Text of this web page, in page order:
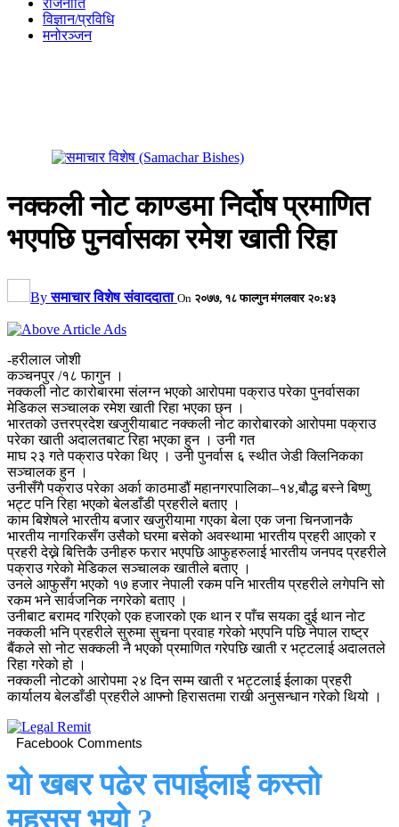
राजनीति
विज्ञान/प्रविधि
मनोरञ्जन
नक्कली नोट काण्डमा निर्दोष प्रमाणित
भएपछि पुनर्वासका रमेश खाती रिहा
Byसमाचार विशेष संवाददाता On २०७७, १८ फाल्गुन मंगलवार २०:४३
-हरीलाल जोशी
कञ्चनपुर /१८ फागुन ।
नक्कली नोट कारोबारमा संलग्न भएको आरोपमा पक्राउ परेका पुनर्वासका
मेडिकल सञ्चालक रमेश खाती रिहा भएका छ्न ।
भारतको उत्तरप्रदेश खजुरीयाबाट नक्कली नोट कारोबारको आरोपमा पक्राउ
परेका खाती अदालतबाट रिहा भएका हुन । उनी गत
माघ २३ गते पक्राउ परेका थिए । उनी पुनर्वास ६ स्थीत जेडी क्लिनिकका
सञ्चालक हुन ।
उनीसँगै पक्राउ परेका अर्का काठमाडौं महानगरपालिका–१४,बौद्ध बस्ने बिष्णु
भट्ट पनि रिहा भएको बेलडाँडी प्रहरीले बताए ।
काम बिशेषले भारतीय बजार खजुरीयामा गएका बेला एक जना चिनजानकै
भारतीय नागरिकसँग उसैको घरमा बसेको अवस्थामा भारतीय प्रहरी आएको र
प्रहरी देख्ने बित्तिकै उनीहरु फरार भएपछि आफुहरुलाई भारतीय जनपद प्रहरीले
पक्राउ गरेको मेडिकल सञ्चालक खातीले बताए ।
उनले आफुसँग भएको १७ हजार नेपाली रकम पनि भारतीय प्रहरीले लगेपनि सो
रकम भने सार्वजनिक नगरेको बताए ।
उनीबाट बरामद गरिएको एक हजारको एक थान र पाँच सयका दुई थान नोट
नक्कली भनि प्रहरीले सुरुमा सुचना प्रवाह गरेको भएपनि पछि नेपाल राष्ट्र
बैंकले सो नोट सक्कली नै भएको प्रमाणित गरेपछि खाती र भट्टलाई अदालतले
रिहा गरेको हो ।
नक्कली नोटको आरोपमा २४ दिन सम्म खाती र भट्टलाई ईलाका प्रहरी
कार्यालय बेलडाँडी प्रहरीले आफ्नो हिरासतमा राखी अनुसन्धान गरेको थियो ।
Facebook Comments
यो खबर पढेर तपाईलाई कस्तो